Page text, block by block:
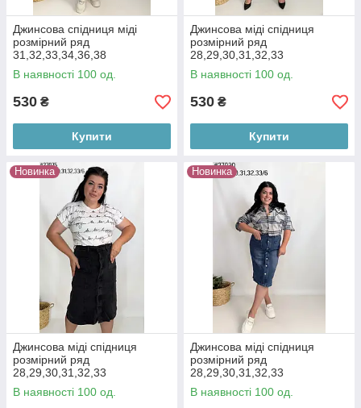
Джинсова спідниця міді
розмірний ряд
31,32,33,34,36,38
В наявності 100 од.
530 ₴
Купити
Джинсова міді спідниця
розмірний ряд
28,29,30,31,32,33
В наявності 100 од.
530 ₴
Купити
Новинка
Джинсова міді спідниця
розмірний ряд
28,29,30,31,32,33
В наявності 100 од.
Новинка
Джинсова міді спідниця
розмірний ряд
28,29,30,31,32,33
В наявності 100 од.